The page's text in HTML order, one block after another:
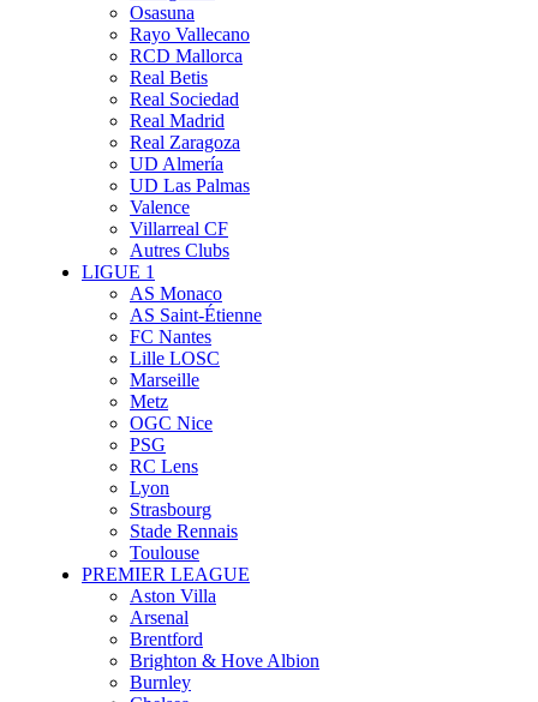
Osasuna
Rayo Vallecano
RCD Mallorca
Real Betis
Real Sociedad
Real Madrid
Real Zaragoza
UD Almería
UD Las Palmas
Valence
Villarreal CF
Autres Clubs
LIGUE 1
AS Monaco
AS Saint-Étienne
FC Nantes
Lille LOSC
Marseille
Metz
OGC Nice
PSG
RC Lens
Lyon
Strasbourg
Stade Rennais
Toulouse
PREMIER LEAGUE
Aston Villa
Arsenal
Brentford
Brighton & Hove Albion
Burnley